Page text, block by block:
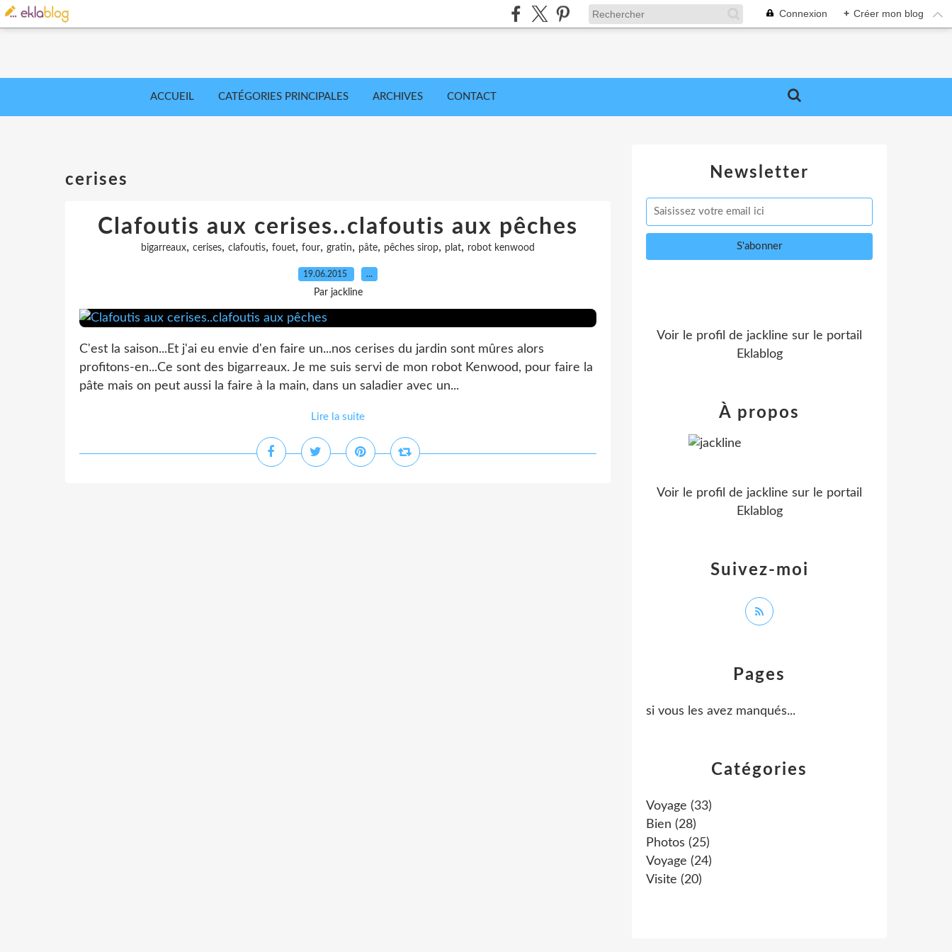
Connexion + Créer mon blog
ACCUEIL CATÉGORIES PRINCIPALES ARCHIVES CONTACT
cerises
Clafoutis aux cerises..clafoutis aux pêches
bigarreaux, cerises, clafoutis, fouet, four, gratin, pâte, pêches sirop, plat, robot kenwood
19.06.2015 …
Par jackline
C'est la saison...Et j'ai eu envie d'en faire un...nos cerises du jardin sont mûres alors
profitons-en...Ce sont des bigarreaux. Je me suis servi de mon robot Kenwood, pour faire la
pâte mais on peut aussi la faire à la main, dans un saladier avec un...
Lire la suite
Newsletter
Catégories
Voyage (33)
Bien (28)
Photos (25)
Voyage (24)
Visite (20)
Pages
si vous les avez manqués...
Voir le profil de jackline sur le portail
Eklablog
Suivez-moi
À propos
Voir le profil de jackline sur le portail
Eklablog